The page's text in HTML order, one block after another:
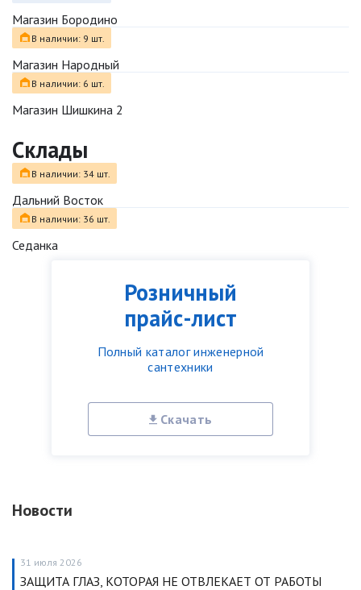
Розничный
прайс-лист
Полный каталог инженерной
сантехники
Скачать
Новости
31 июля 2026
ЗАЩИТА ГЛАЗ, КОТОРАЯ НЕ ОТВЛЕКАЕТ ОТ РАБОТЫ
Магазин Бородино
В наличии: 9 шт.
Магазин Народный
В наличии: 6 шт.
Магазин Шишкина 2
Склады
В наличии: 34 шт.
Дальний Восток
В наличии: 36 шт.
Седанка